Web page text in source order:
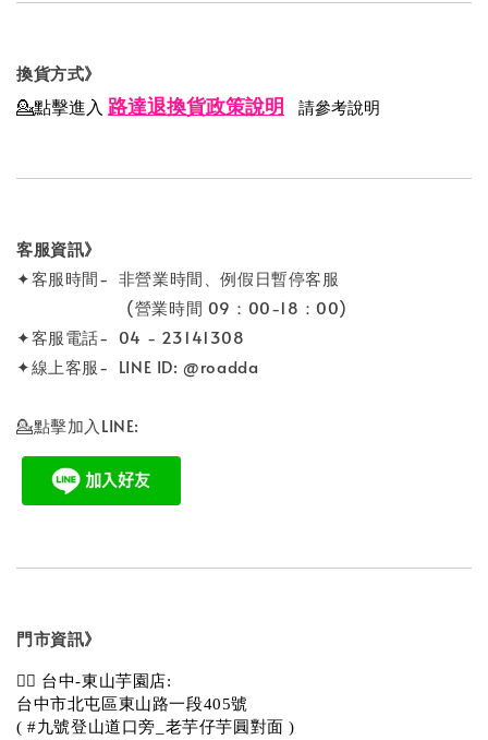
換貨方式》
💁點擊進入 路達退換貨政策說明 請參考說明
客服資訊》
✦客服時間- 非營業時間、例假日暫停客服
(營業時間 09：00-18：00)
✦客服電話- 04 - 23141308
✦線上客服- LINE ID: @roadda
💁點擊加入LINE:
門市資訊》
💁‍♀️ 台中-東山芋園店:
台中市北屯區東山路一段405號
( #九號登山道口旁_老芋仔芋圓對面 )